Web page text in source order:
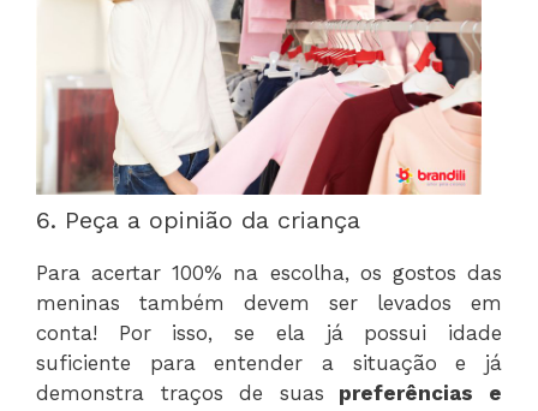
6. Peça a opinião da criança
Para acertar 100% na escolha, os gostos das
meninas também devem ser levados em
conta! Por isso, se ela já possui idade
suficiente para entender a situação e já
demonstra traços de suas preferências e